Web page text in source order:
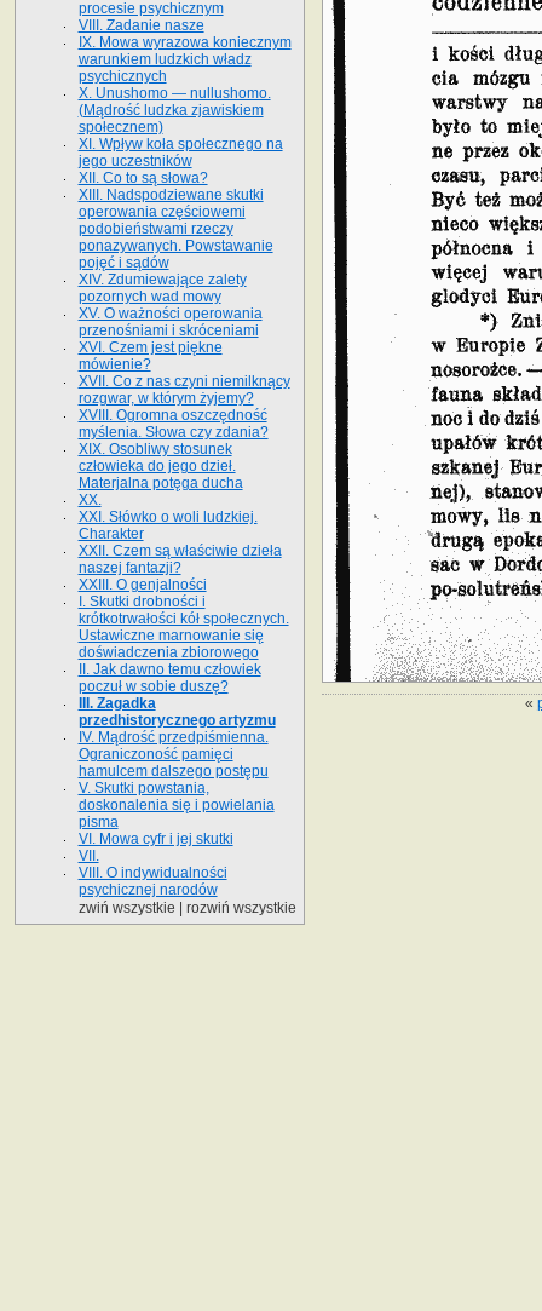
«
procesie psychicznym
VIII. Zadanie nasze
IX. Mowa wyrazowa koniecznym
warunkiem ludzkich władz
psychicznych
X. Unushomo — nullushomo.
(Mądrość ludzka zjawiskiem
społecznem)
XI. Wpływ koła społecznego na
jego uczestników
XII. Co to są słowa?
XIII. Nadspodziewane skutki
operowania częściowemi
podobieństwami rzeczy
ponazywanych. Powstawanie
pojęć i sądów
XIV. Zdumiewające zalety
pozornych wad mowy
XV. O ważności operowania
przenośniami i skróceniami
XVI. Czem jest piękne
mówienie?
XVII. Co z nas czyni niemilknący
rozgwar, w którym żyjemy?
XVIII. Ogromna oszczędność
myślenia. Słowa czy zdania?
XIX. Osobliwy stosunek
człowieka do jego dzieł.
Materjalna potęga ducha
XX.
XXI. Słówko o woli ludzkiej.
Charakter
XXII. Czem są właściwie dzieła
naszej fantazji?
XXIII. O genjalności
I. Skutki drobności i
krótkotrwałości kół społecznych.
Ustawiczne marnowanie się
doświadczenia zbiorowego
II. Jak dawno temu człowiek
poczuł w sobie duszę?
III. Zagadka
przedhistorycznego artyzmu
IV. Mądrość przedpiśmienna.
Ograniczoność pamięci
hamulcem dalszego postępu
V. Skutki powstania,
doskonalenia się i powielania
pisma
VI. Mowa cyfr i jej skutki
VII.
VIII. O indywidualności
psychicznej narodów
zwiń wszystkie
rozwiń wszystkie